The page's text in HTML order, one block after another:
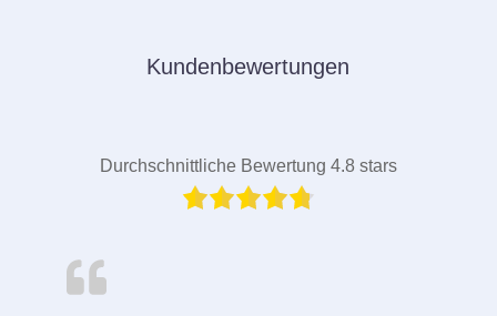
Kundenbewertungen
Durchschnittliche Bewertung 4.8 stars